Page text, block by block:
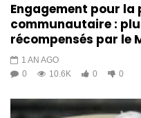
Engagement pour la
communautaire :
récompensés par le
1 AN AGO
0
10.6K 0 0